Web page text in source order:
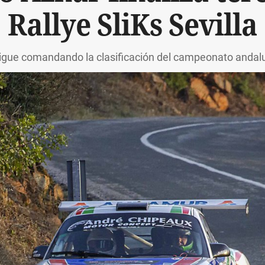
Rallye SliKs Sevilla
comandando la clasificación del campeonato